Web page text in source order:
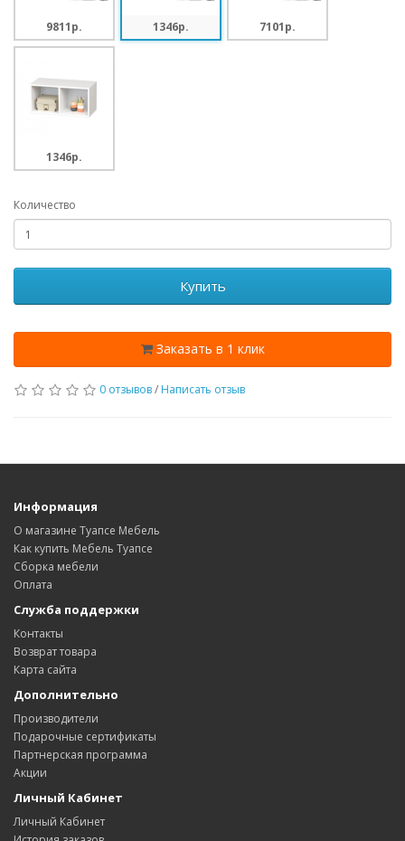
9811p. 1346p. 7101p.
1346p.
Количество
Купить
Заказать в 1 клик
0 отзывов/ Написать отзыв
Информация
О магазине Туапсе Мебель
Как купить Мебель Туапсе
Сборка мебели
Оплата
Служба поддержки
Контакты
Возврат товара
Карта сайта
Дополнительно
Производители
Подарочные сертификаты
Партнерская программа
Акции
Личный Кабинет
Личный Кабинет